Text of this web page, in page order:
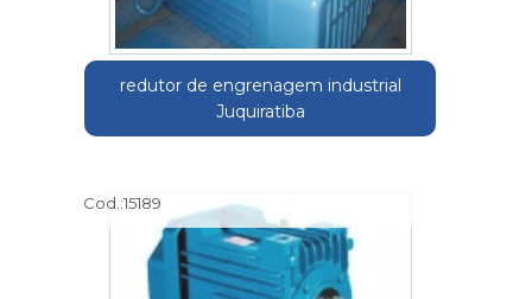
redutor de engrenagem industrial
Juquiratiba
Cod.:15189